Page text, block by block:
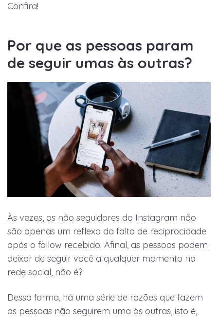
Confira!
Por que as pessoas param
de seguir umas às outras?
Às vezes, os não seguidores do Instagram não
são apenas um reflexo da falta de reciprocidade
após o follow recebido. Afinal, as pessoas podem
deixar de seguir você a qualquer momento na
rede social, não é?
Dessa forma, há uma série de razões que fazem
as pessoas não seguirem uma às outras, isto é,